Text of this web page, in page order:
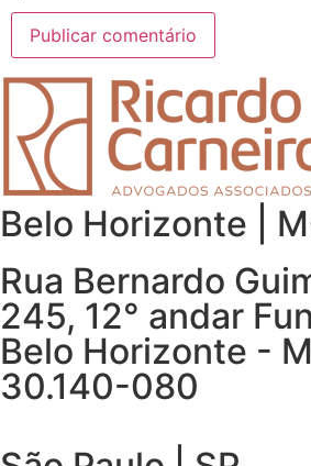
Belo Horizonte |
Rua Bernardo
245, 12° andar
Belo Horizonte -
30.140-080